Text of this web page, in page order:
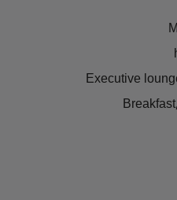
Executive